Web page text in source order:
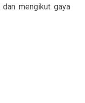
mengikut gaya